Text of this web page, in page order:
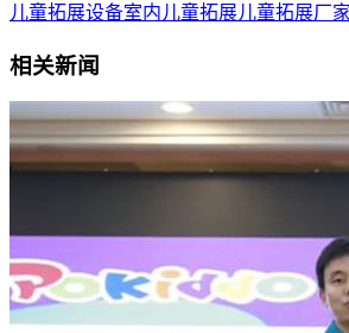
儿童拓展设备室内儿童拓展儿童拓展厂家
相关新闻